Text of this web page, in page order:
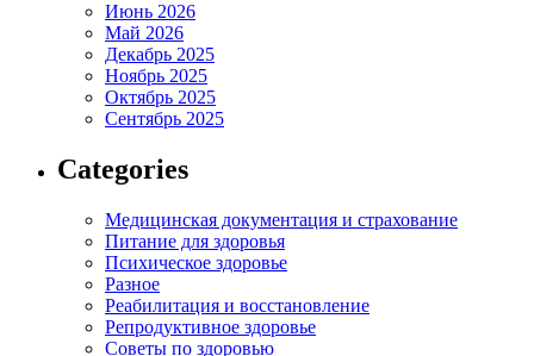
Июнь 2026
Май 2026
Декабрь 2025
Ноябрь 2025
Октябрь 2025
Сентябрь 2025
Categories
Медицинская документация и страхование
Питание для здоровья
Психическое здоровье
Разное
Реабилитация и восстановление
Репродуктивное здоровье
Советы по здоровью